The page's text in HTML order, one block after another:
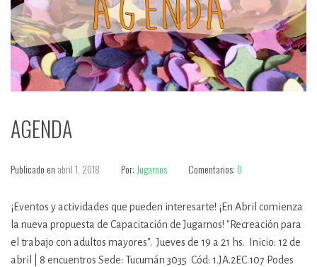
AGENDA
Publicado en abril 1, 2018 Por: Jugarnos Comentarios: 0
¡Eventos y actividades que pueden interesarte! ¡En Abril comienza
la nueva propuesta de Capacitación de Jugarnos! "Recreación para
el trabajo con adultos mayores". Jueves de 19 a 21 hs. Inicio: 12 de
abril | 8 encuentros Sede: Tucumán 3035 Cód: 1.JA.2EC.107 Podes